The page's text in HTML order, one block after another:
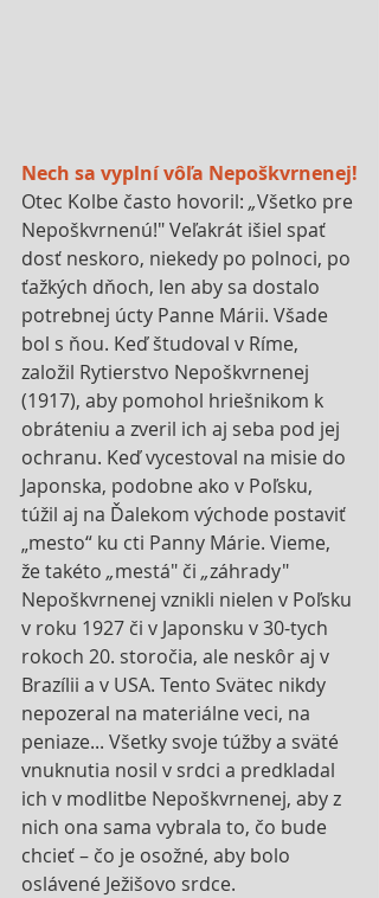
Nech sa vyplní vôľa Nepoškvrnenej!
Otec Kolbe často hovoril: „Všetko pre
Nepoškvrnenú!" Veľakrát išiel spať
dosť neskoro, niekedy po polnoci, po
ťažkých dňoch, len aby sa dostalo
potrebnej úcty Panne Márii. Všade
bol s ňou. Keď študoval v Ríme,
založil Rytierstvo Nepoškvrnenej
(1917), aby pomohol hriešnikom k
obráteniu a zveril ich aj seba pod jej
ochranu. Keď vycestoval na misie do
Japonska, podobne ako v Poľsku,
túžil aj na Ďalekom východe postaviť
„mesto“ ku cti Panny Márie. Vieme,
že takéto „mestá" či „záhrady"
Nepoškvrnenej vznikli nielen v Poľsku
v roku 1927 či v Japonsku v 30-tych
rokoch 20. storočia, ale neskôr aj v
Brazílii a v USA. Tento Svätec nikdy
nepozeral na materiálne veci, na
peniaze... Všetky svoje túžby a sväté
vnuknutia nosil v srdci a predkladal
ich v modlitbe Nepoškvrnenej, aby z
nich ona sama vybrala to, čo bude
chcieť – čo je osožné, aby bolo
oslávené Ježišovo srdce.